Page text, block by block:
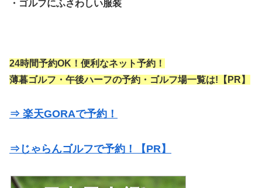
・ゴルフにふさわしい服装
24時間予約OK！便利なネット予約！
薄暮ゴルフ・午後ハーフの予約・ゴルフ場一覧は!【PR】
⇒ 楽天GORAで予約！
⇒じゃらんゴルフで予約！【PR】